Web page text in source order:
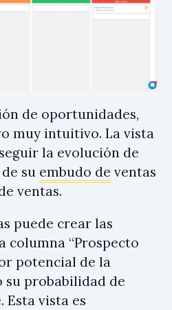
de oportunidades,
muy intuitivo. La vista
la evolución de
su embudo de ventas
ventas.
puede crear las
columna “Prospecto
potencial de la
su probabilidad de
Esta vista es